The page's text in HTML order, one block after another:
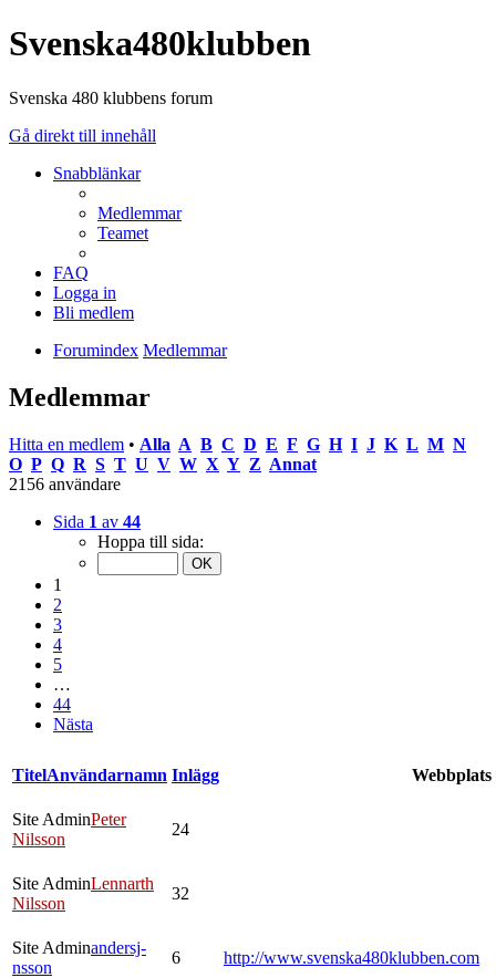
Svenska480klubben
Svenska 480 klubbens forum
Gå direkt till innehåll
Snabblänkar
Medlemmar
Teamet
FAQ
Logga in
Bli medlem
Forumindex Medlemmar
Medlemmar
Hitta en medlem • Alla A B C D E F G H I J K L M N
O P Q R S T U V W X Y Z Annat
2156 användare
Sida 1 av 44
Hoppa till sida:
1
2
3
4
5
…
44
Nästa
TitelAnvändarnamn Inlägg Webbplats
Site AdminPeter
Nilsson
24
Site AdminLennarth
Nilsson
32
Site Adminandersj-
nsson
6 http://www.svenska480klubben.com